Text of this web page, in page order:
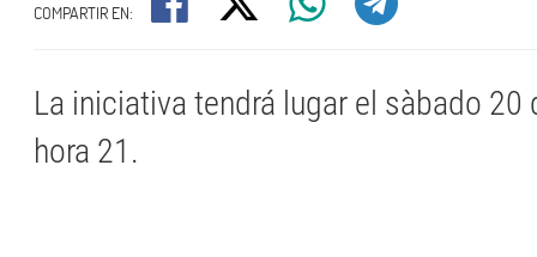
COMPARTIR EN:
La iniciativa tendrá lugar el sàbado 20
hora 21.